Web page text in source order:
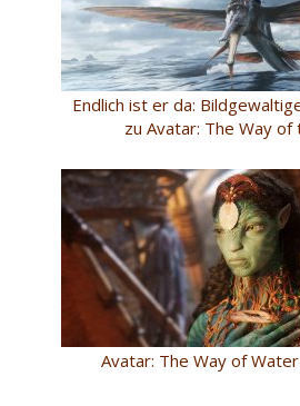
Endlich ist er da:
zu Avatar: The Way
Avatar: The Way of